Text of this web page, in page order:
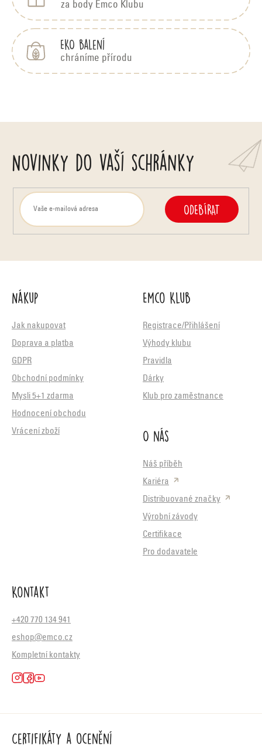
za body Emco Klubu
EKO balení
chráníme přírodu
Novinky do vaší schránky
ODEBÍRAT
Nákup
Jak nakupovat
Doprava a platba
GDPR
Obchodní podmínky
Mysli 5+1 zdarma
Hodnocení obchodu
Vrácení zboží
Emco Klub
Registrace/Přihlášení
Výhody klubu
Pravidla
Dárky
Klub pro zaměstnance
O nás
Náš příběh
Kariéra
Distribuované značky
Výrobní závody
Certifikace
Pro dodavatele
Kontakt
+420 770 134 941
eshop@emco.cz
Kompletní kontakty
Certifikáty a ocenění